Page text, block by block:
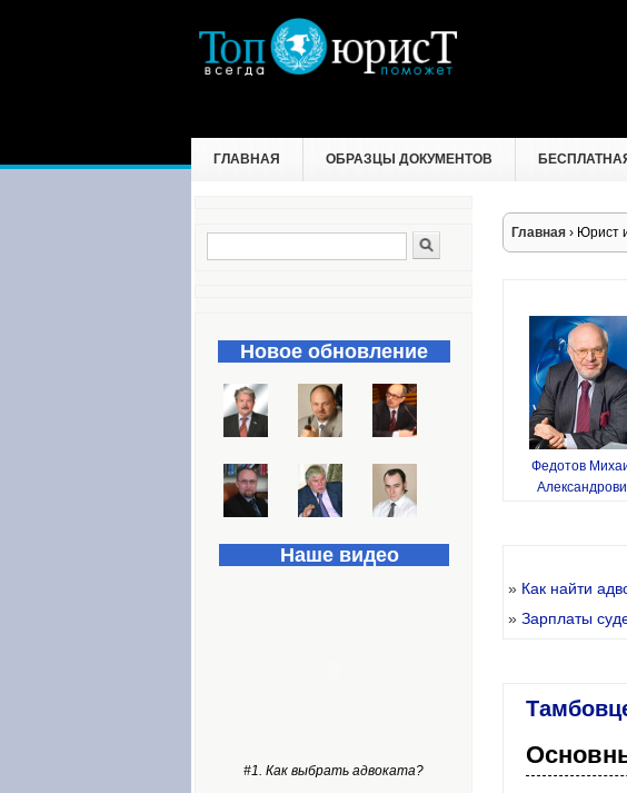
ГЛАВНАЯ ОБРАЗЦЫ ДОКУМЕНТОВ
Главная › Юрист
Федотов
» Как найти
» Зарплаты
Форма поиска
Новое обновление
Наше видео
#1. Как выбрать адвоката?